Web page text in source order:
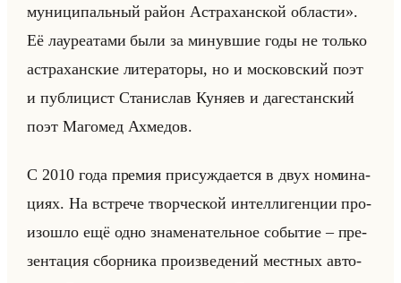
муниципальный район Астраханской области».
Её ла­уре­ата­ми были за ми­нув­шие годы не только
аст­ра­хан­ские ли­те­ра­то­ры, но и мос­ков­ский поэт
и пуб­ли­цист Ста­ни­слав Ку­ня­ев и да­ге­стан­ский
поэт Ма­го­мед Ах­ме­дов.
С 2010 года пре­мия при­суж­да­ет­ся в двух но­ми­на­
ци­ях. На встре­че твор­че­ской ин­тел­ли­ген­ции про­
изо­шло ещё одно зна­ме­на­тельное со­бы­тие – пре­
зен­та­ция сбор­ни­ка про­из­ве­де­ний мест­ных ав­то­